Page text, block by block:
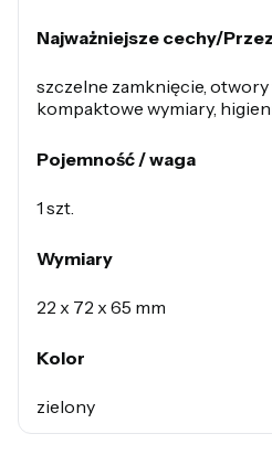
Najważniejsze cechy/
szczelne zamknięcie,
kompaktowe wymiary,
Pojemność / waga
1 szt.
Wymiary
22 x 72 x 65 mm
Kolor
zielony